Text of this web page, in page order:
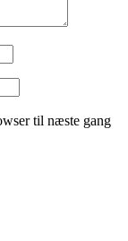
til næste gang